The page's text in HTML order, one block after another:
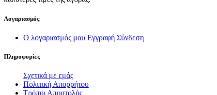
Λογαριασμός
Ο λογαριασμός μου Εγγραφή Σύνδεση
Πληροφορίες
Σχετικά με εμάς
Πολιτική Απορρήτου
Τρόποι Αποστολής